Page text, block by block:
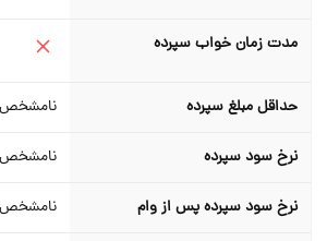
مدت زمان خواب سپرده
حداقل مبلغ سپرده نامشخص
نرخ سود سپرده نامشخص
نرخ سود سپرده پس از وام نامشخص